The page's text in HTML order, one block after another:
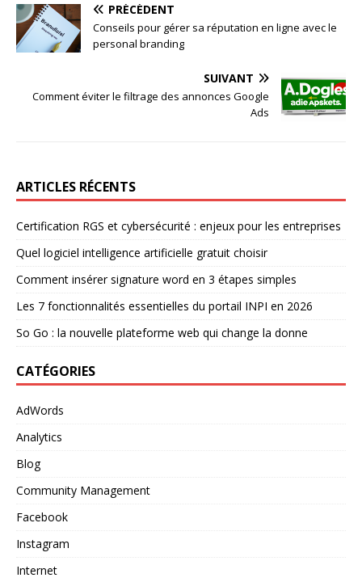
PRÉCÉDENT
Conseils pour gérer sa réputation en ligne avec le
personal branding
SUIVANT
Comment éviter le filtrage des annonces Google
Ads
ARTICLES RÉCENTS
Certification RGS et cybersécurité : enjeux pour les entreprises
Quel logiciel intelligence artificielle gratuit choisir
Comment insérer signature word en 3 étapes simples
Les 7 fonctionnalités essentielles du portail INPI en 2026
So Go : la nouvelle plateforme web qui change la donne
CATÉGORIES
AdWords
Analytics
Blog
Community Management
Facebook
Instagram
Internet